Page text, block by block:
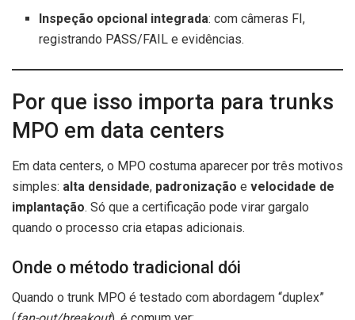
Inspeção opcional integrada: com câmeras FI,
registrando PASS/FAIL e evidências.
Por que isso importa para trunks
MPO em data centers
Em data centers, o MPO costuma aparecer por três motivos
simples: alta densidade, padronização e velocidade de
implantação. Só que a certificação pode virar gargalo
quando o processo cria etapas adicionais.
Onde o método tradicional dói
Quando o trunk MPO é testado com abordagem “duplex”